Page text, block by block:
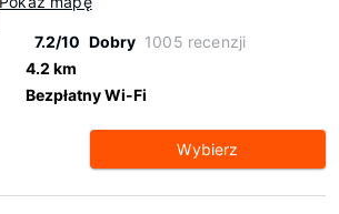
7.2/10 Dobry 1005 recenzji
4.2 km
Bezpłatny Wi-Fi
Wybierz